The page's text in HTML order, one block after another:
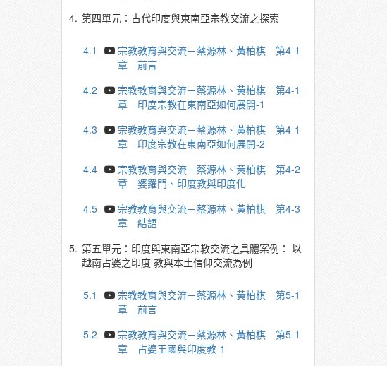
4. 第四單元：古代印度與東南亞宗教交流之探索
4.1
宗教教育與交流－蔡源林、黃柏棋 第4-1
章 前言
4.2
宗教教育與交流－蔡源林、黃柏棋 第4-1
章 印度宗教在東南亞如何展開-1
4.3
宗教教育與交流－蔡源林、黃柏棋 第4-1
章 印度宗教在東南亞如何展開-2
4.4
宗教教育與交流－蔡源林、黃柏棋 第4-2
章 婆羅門、印度教與印度化
4.5
宗教教育與交流－蔡源林、黃柏棋 第4-3
章 結語
5. 第五單元：印度與東南亞宗教交流之具體案例： 以
越南占婆之印度 教與本土信仰交流為例
5.1
宗教教育與交流－蔡源林、黃柏棋 第5-1
章 前言
5.2
宗教教育與交流－蔡源林、黃柏棋 第5-1
章 占婆王國與印度教-1